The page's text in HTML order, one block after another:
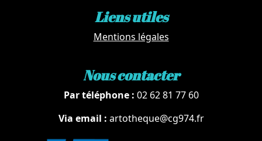
Liens utiles
Mentions légales
Nous contacter
Par téléphone : 02 62 81 77 60
Via email : artotheque@cg974.fr